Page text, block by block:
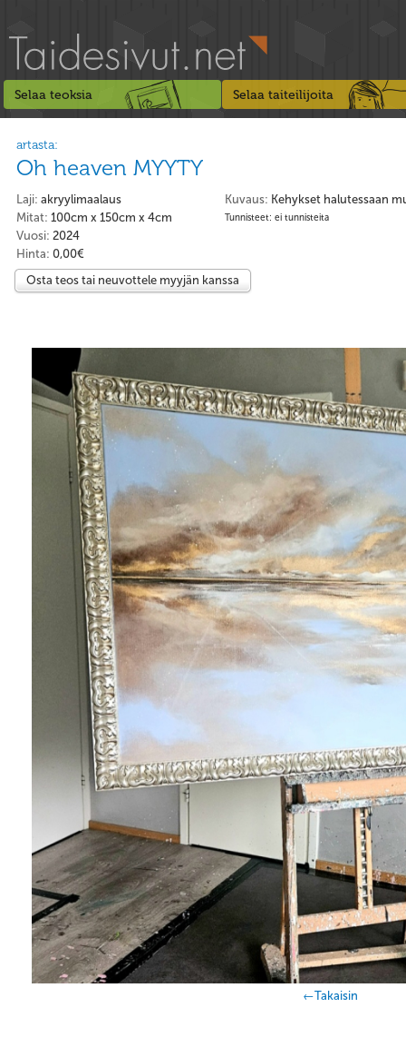
Selaa teoksia Selaa taiteilijoita
artasta:
Oh heaven MYYTY
Kuvaus: Kehykset halutessaan
Tunnisteet: ei tunnisteita
Laji: akryylimaalaus
Mitat: 100cm x 150cm x 4cm
Vuosi: 2024
Hinta: 0,00€
Osta teos tai neuvottele myyjän kanssa
←Takaisin